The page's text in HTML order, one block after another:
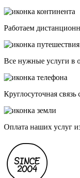
Работаем
Все нужные услуги в
Круглосуточная
Оплата наших услуг